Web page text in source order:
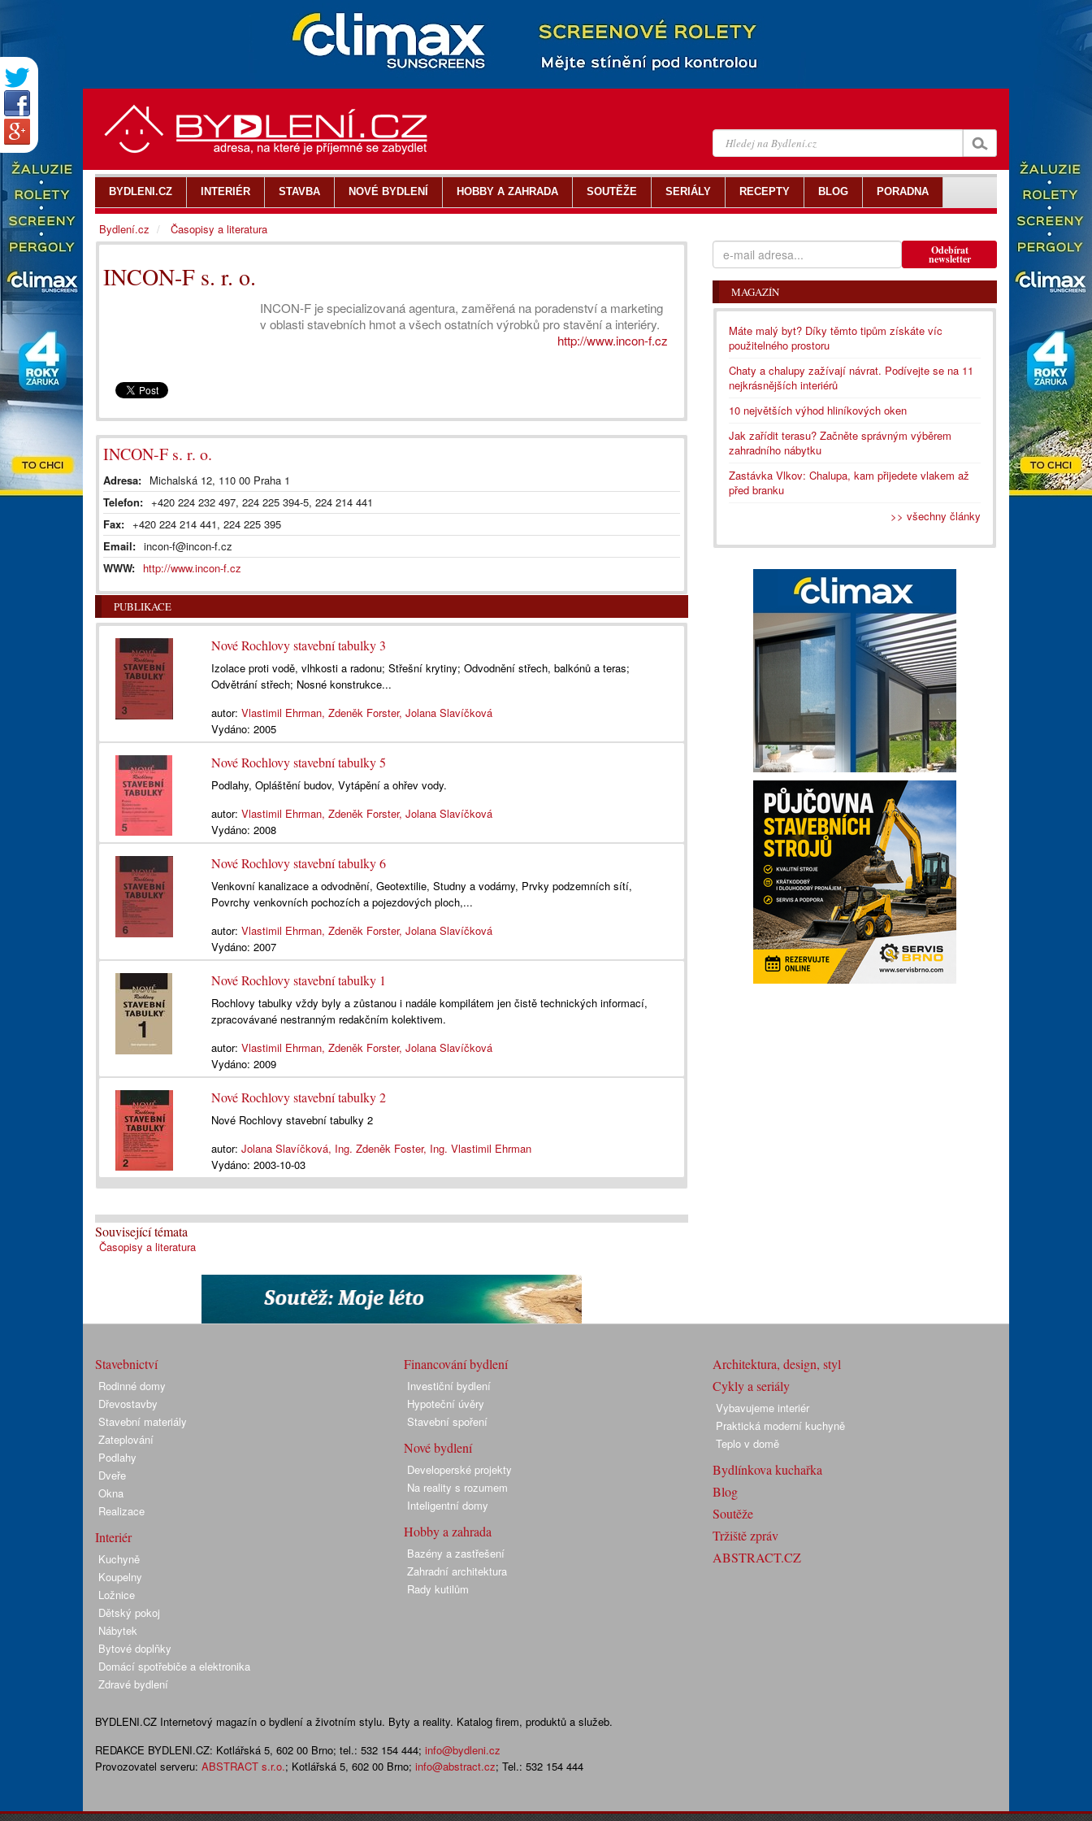
INCON-F s. r. o.
INCON-F je specializovaná agentura, zaměřená na poradenství a marketing
v oblasti stavebních hmot a všech ostatních výrobků pro stavění a interiéry.
http://www.incon-f.cz
INCON-F s. r. o.
Adresa: Michalská 12, 110 00 Praha 1
Telefon: +420 224 232 497, 224 225 394-5, 224 214 441
Fax: +420 224 214 441, 224 225 395
Email: incon-f@incon-f.cz
WWW: http://www.incon-f.cz
PUBLIKACE
Nové Rochlovy stavební tabulky 3
Izolace proti vodě, vlhkosti a radonu; Střešní krytiny; Odvodnění střech, balkónů a teras;
Odvětrání střech; Nosné konstrukce...
autor: Vlastimil Ehrman, Zdeněk Forster, Jolana Slavíčková
Vydáno: 2005
Nové Rochlovy stavební tabulky 5
Podlahy, Opláštění budov, Vytápění a ohřev vody.
autor: Vlastimil Ehrman, Zdeněk Forster, Jolana Slavíčková
Vydáno: 2008
Nové Rochlovy stavební tabulky 6
Venkovní kanalizace a odvodnění, Geotextilie, Studny a vodárny, Prvky podzemních sítí,
Povrchy venkovních pochozích a pojezdových ploch,...
autor: Vlastimil Ehrman, Zdeněk Forster, Jolana Slavíčková
Vydáno: 2007
Nové Rochlovy stavební tabulky 1
Rochlovy tabulky vždy byly a zůstanou i nadále kompilátem jen čistě technických informací,
zpracovávané nestranným redakčním kolektivem.
autor: Vlastimil Ehrman, Zdeněk Forster, Jolana Slavíčková
Vydáno: 2009
Nové Rochlovy stavební tabulky 2
Nové Rochlovy stavební tabulky 2
autor: Jolana Slavíčková, Ing. Zdeněk Foster, Ing. Vlastimil Ehrman
Vydáno: 2003-10-03
Související témata
Časopisy a literatura
Odebírat
newsletter
MAGAZÍN
Máte malý byt? Díky těmto tipům získáte víc
použitelného prostoru
Chaty a chalupy zažívají návrat. Podívejte se na 11
nejkrásnějších interiérů
10 největších výhod hliníkových oken
Jak zařídit terasu? Začněte správným výběrem
zahradního nábytku
Zastávka Vlkov: Chalupa, kam přijedete vlakem až
před branku
>> všechny články
BYDLENI.CZ INTERIÉR STAVBA NOVÉ BYDLENÍ HOBBY A ZAHRADA SOUTĚŽE SERIÁLY RECEPTY BLOG PORADNA
Bydlení.cz Časopisy a literatura
Stavebnictví
Rodinné domy
Dřevostavby
Stavební materiály
Zateplování
Podlahy
Dveře
Okna
Realizace
Interiér
Kuchyně
Koupelny
Ložnice
Dětský pokoj
Nábytek
Bytové doplňky
Domácí spotřebiče a elektronika
Zdravé bydlení
Financování bydlení
Investiční bydlení
Hypoteční úvěry
Stavební spoření
Nové bydlení
Developerské projekty
Na reality s rozumem
Inteligentní domy
Hobby a zahrada
Bazény a zastřešení
Zahradní architektura
Rady kutilům
Architektura, design, styl
Cykly a seriály
Vybavujeme interiér
Praktická moderní kuchyně
Teplo v domě
Bydlínkova kuchařka
Blog
Soutěže
Tržiště zpráv
ABSTRACT.CZ
BYDLENI.CZ Internetový magazín o bydlení a životním stylu. Byty a reality. Katalog firem, produktů a služeb.
REDAKCE BYDLENI.CZ: Kotlářská 5, 602 00 Brno; tel.: 532 154 444; info@bydleni.cz
Provozovatel serveru: ABSTRACT s.r.o.; Kotlářská 5, 602 00 Brno; info@abstract.cz; Tel.: 532 154 444